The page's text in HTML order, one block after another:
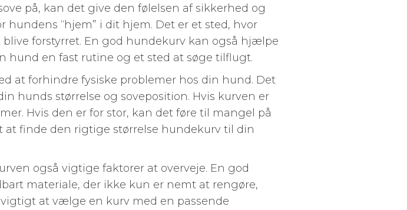
på, kan det give den følelsen af sikkerhed og
“hjem” i dit hjem. Det er et sted, hvor
forstyrret. En god hundekurv kan også hjælpe
hund en fast rutine og et sted at søge tilflugt.
at forhindre fysiske problemer hos din hund. Det
hunds størrelse og soveposition. Hvis kurven er
Hvis den er for stor, kan det føre til mangel på
finde den rigtige størrelse hundekurv til din
også vigtige faktorer at overveje. En god
materiale, der ikke kun er nemt at rengøre,
at vælge en kurv med en passende